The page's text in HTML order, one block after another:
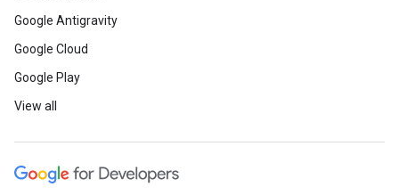
Google Antigravity
Google Cloud
Google Play
View all